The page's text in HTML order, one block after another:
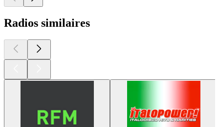
Radios similaires